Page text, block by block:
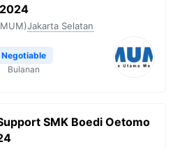
Jakarta Selatan
Negotiable
Bulanan
SMK Boedi Oetomo